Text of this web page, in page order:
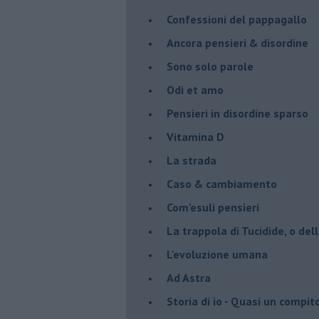
Confessioni del pappagallo
Ancora pensieri & disordine
Sono solo parole
Odi et amo
Pensieri in disordine sparso
Vitamina D
La strada
Caso & cambiamento
Com'esuli pensieri
La trappola di Tucidide, o
L'evoluzione umana
Ad Astra
Storia di io - Quasi un